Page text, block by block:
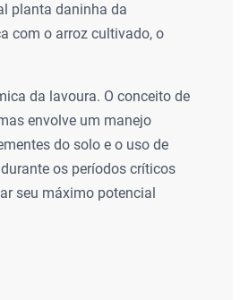
planta daninha da
com o arroz cultivado, o
da lavoura. O conceito de
envolve um manejo
do solo e o uso de
os períodos críticos
seu máximo potencial